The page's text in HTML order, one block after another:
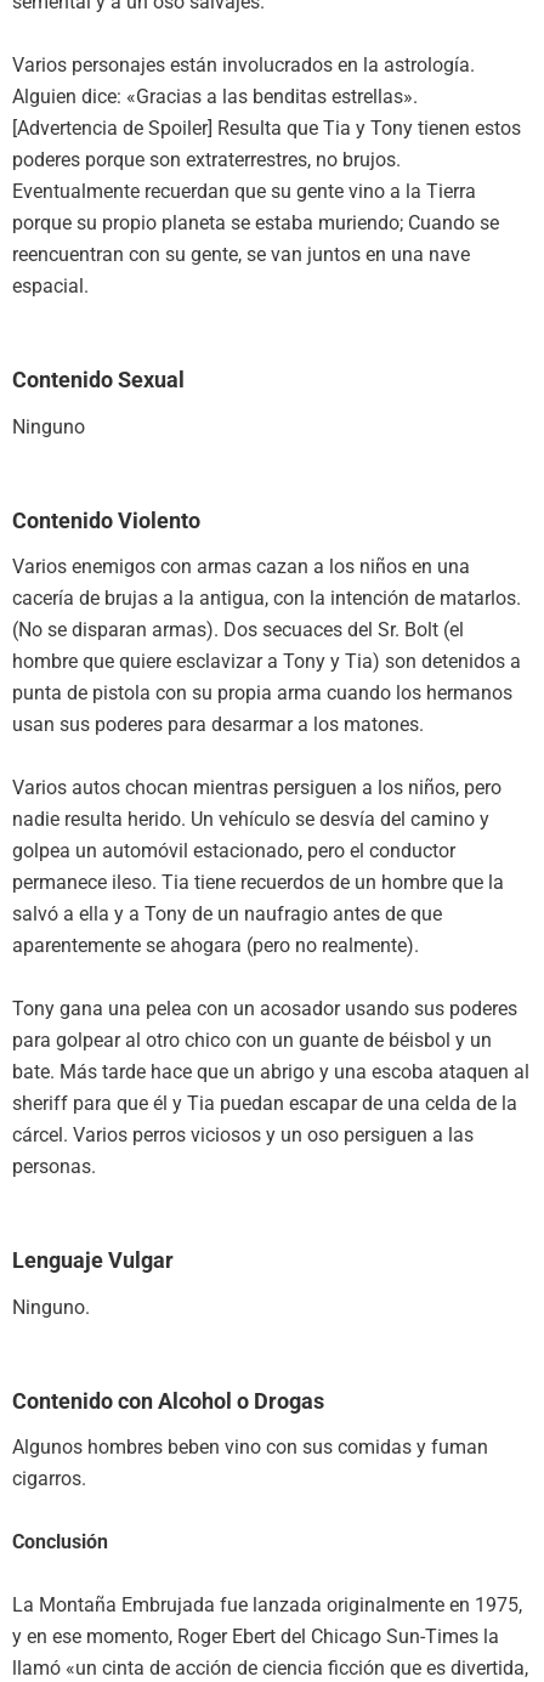
Varios personajes están involucrados en la astrología.
Alguien dice: «Gracias a las benditas estrellas».
[Advertencia de Spoiler] Resulta que Tia y Tony tienen estos
poderes porque son extraterrestres, no brujos.
Eventualmente recuerdan que su gente vino a la Tierra
porque su propio planeta se estaba muriendo; Cuando se
reencuentran con su gente, se van juntos en una nave
espacial.
Contenido Sexual
Ninguno
Contenido Violento
Varios enemigos con armas cazan a los niños en una
cacería de brujas a la antigua, con la intención de matarlos.
(No se disparan armas). Dos secuaces del Sr. Bolt (el
hombre que quiere esclavizar a Tony y Tia) son detenidos a
punta de pistola con su propia arma cuando los hermanos
usan sus poderes para desarmar a los matones.
Varios autos chocan mientras persiguen a los niños, pero
nadie resulta herido. Un vehículo se desvía del camino y
golpea un automóvil estacionado, pero el conductor
permanece ileso. Tia tiene recuerdos de un hombre que la
salvó a ella y a Tony de un naufragio antes de que
aparentemente se ahogara (pero no realmente).
Tony gana una pelea con un acosador usando sus poderes
para golpear al otro chico con un guante de béisbol y un
bate. Más tarde hace que un abrigo y una escoba ataquen al
sheriff para que él y Tia puedan escapar de una celda de la
cárcel. Varios perros viciosos y un oso persiguen a las
personas.
Lenguaje Vulgar
Ninguno.
Contenido con Alcohol o Drogas
Algunos hombres beben vino con sus comidas y fuman
cigarros.
Conclusión
La Montaña Embrujada fue lanzada originalmente en 1975,
y en ese momento, Roger Ebert del Chicago Sun-Times la
llamó «un cinta de acción de ciencia ficción que es divertida,